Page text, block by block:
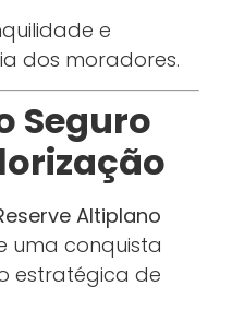
e
dos moradores.
Seguro
Altiplano
uma conquista
estratégica de